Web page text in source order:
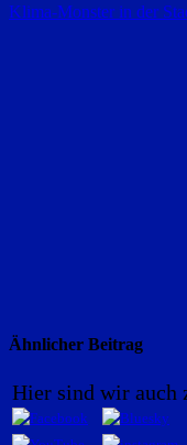
Klima-Monster in der
Ähnlicher Beitrag
Hier sind wir auch